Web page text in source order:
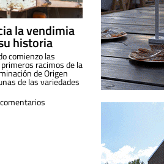
la vendimia
historia
comienzo las
racimos de la
de Origen
de las variedades